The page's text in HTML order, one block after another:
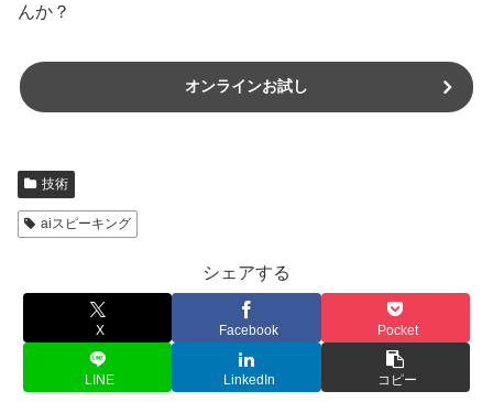
んか？
オンラインお試し
技術
aiスピーキング
シェアする
X Facebook Pocket
LINE LinkedIn コピー